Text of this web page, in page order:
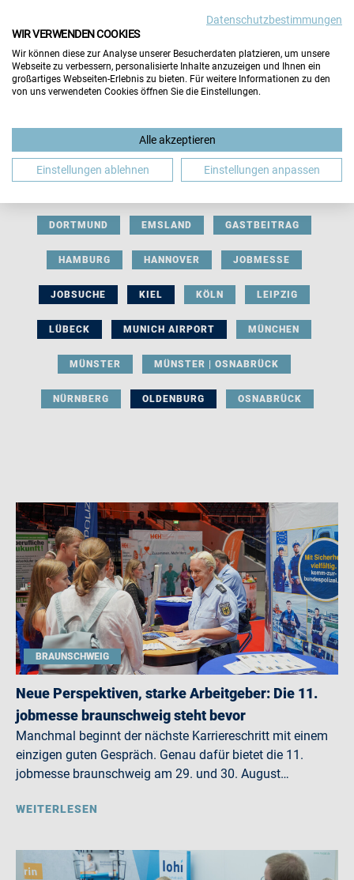
BERUFLICHE ORIENTIERUNG BEWERBUNG
DORTMUND EMSLAND GASTBEITRAG
HAMBURG HANNOVER JOBMESSE
JOBSUCHE KIEL KÖLN LEIPZIG
LÜBECK MUNICH AIRPORT MÜNCHEN
MÜNSTER MÜNSTER | OSNABRÜCK
NÜRNBERG OLDENBURG OSNABRÜCK
BRAUNSCHWEIG
Neue Perspektiven, starke Arbeitgeber: Die 11.
jobmesse braunschweig steht bevor
Manchmal beginnt der nächste Karriereschritt mit einem
einzigen guten Gespräch. Genau dafür bietet die 11.
jobmesse braunschweig am 29. und 30. August…
WEITERLESEN
Datenschutzbestimmungen
WIR VERWENDEN COOKIES
Wir können diese zur Analyse unserer Besucherdaten platzieren, um unsere
Webseite zu verbessern, personalisierte Inhalte anzuzeigen und Ihnen ein
großartiges Webseiten-Erlebnis zu bieten. Für weitere Informationen zu den
von uns verwendeten Cookies öffnen Sie die Einstellungen.
Alle akzeptieren
Einstellungen ablehnen Einstellungen anpassen